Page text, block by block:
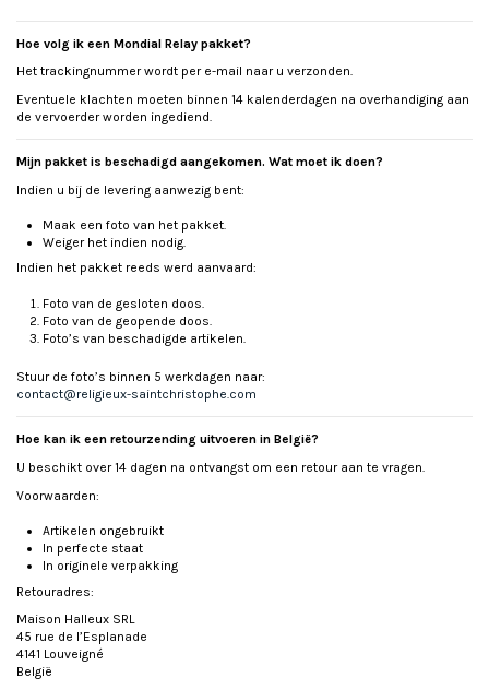
Hoe volg ik een Mondial Relay pakket?
Het trackingnummer wordt per e-mail naar u verzonden.
Eventuele klachten moeten binnen 14 kalenderdagen na overhandiging aan
de vervoerder worden ingediend.
Mijn pakket is beschadigd aangekomen. Wat moet ik doen?
Indien u bij de levering aanwezig bent:
Maak een foto van het pakket.
Weiger het indien nodig.
Indien het pakket reeds werd aanvaard:
Foto van de gesloten doos.
Foto van de geopende doos.
Foto’s van beschadigde artikelen.
Stuur de foto’s binnen 5 werkdagen naar:
contact@religieux-saintchristophe.com
Hoe kan ik een retourzending uitvoeren in België?
U beschikt over 14 dagen na ontvangst om een retour aan te vragen.
Voorwaarden:
Artikelen ongebruikt
In perfecte staat
In originele verpakking
Retouradres:
Maison Halleux SRL
45 rue de l’Esplanade
4141 Louveigné
België